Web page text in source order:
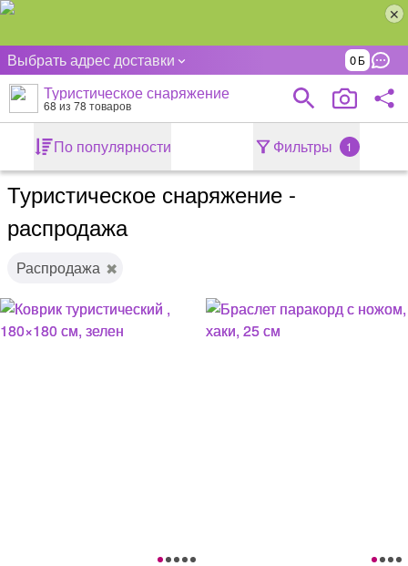
Выбрать адрес доставки 0
Туристическое снаряжение
68 из 78 товаров
По популярности Фильтры 1
Туристическое снаряжение -
распродажа
Распродажа